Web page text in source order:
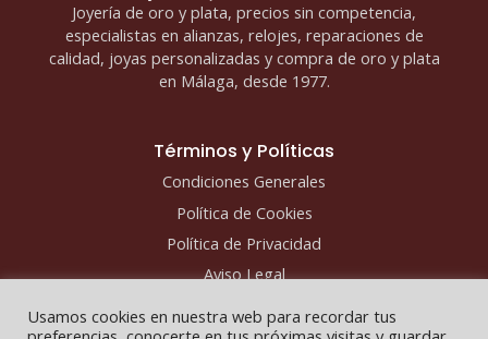
Joyería de oro y plata, precios sin competencia,
especialistas en alianzas, relojes, reparaciones de
calidad, joyas personalizadas y compra de oro y plata
en Málaga, desde 1977.
Términos y Políticas
Condiciones Generales
Política de Cookies
Política de Privacidad
Aviso Legal
Usamos cookies en nuestra web para recordar tus